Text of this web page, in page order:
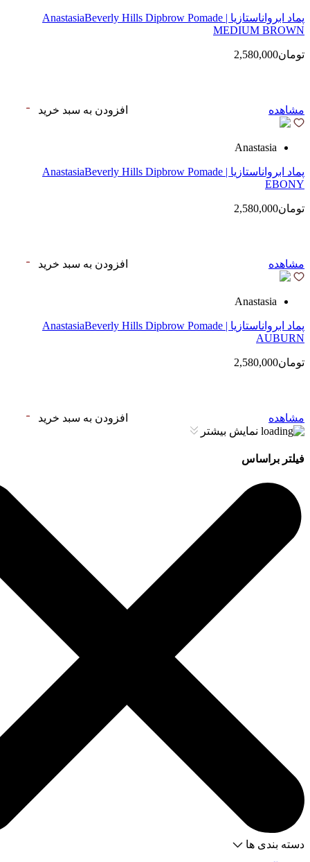
پماد ابرواناستازیا | AnastasiaBeverly Hills Dipbrow Pomade
MEDIUM BROWN
تومان2,580,000
مشاهده افزودن به سبد خرید
Anastasia
پماد ابرواناستازیا | AnastasiaBeverly Hills Dipbrow Pomade
EBONY
تومان2,580,000
مشاهده افزودن به سبد خرید
Anastasia
پماد ابرواناستازیا | AnastasiaBeverly Hills Dipbrow Pomade
AUBURN
تومان2,580,000
مشاهده
افزودن به سبد خرید
نمایش بیشتر
فیلتر براساس
دسته بندی ها